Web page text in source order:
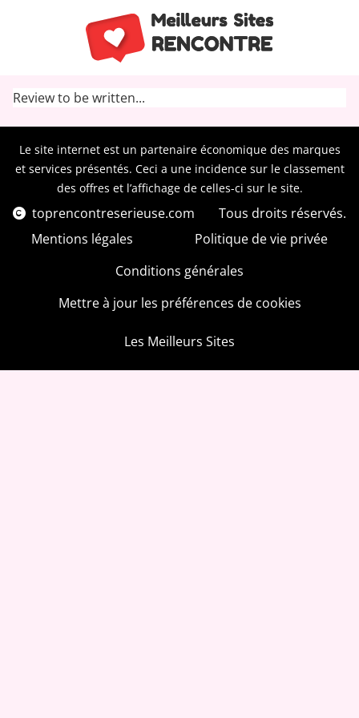
Review to be written...
Le site internet est un partenaire économique des marques
et services présentés. Ceci a une incidence sur le classement
des offres et l’affichage de celles-ci sur le site.
toprencontreserieuse.com
Tous droits réservés.
Mentions légales
Politique de vie privée
Conditions générales
Mettre à jour les préférences de cookies
Les Meilleurs Sites